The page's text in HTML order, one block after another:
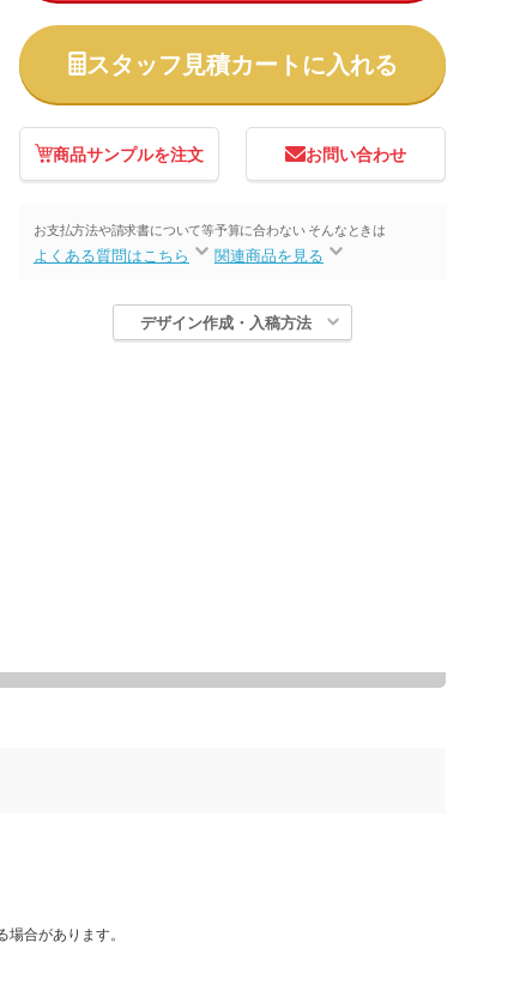
スタッフ見積カートに入れる
商品サンプルを注文 お問い合わせ
お支払方法や請求書について等
よくある質問はこちら
予算に合わない そんなときは
関連商品を見る
デザイン作成・入稿方法
合があります。